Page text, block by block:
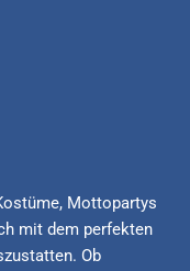
Mottopartys
mit dem perfekten
Ob